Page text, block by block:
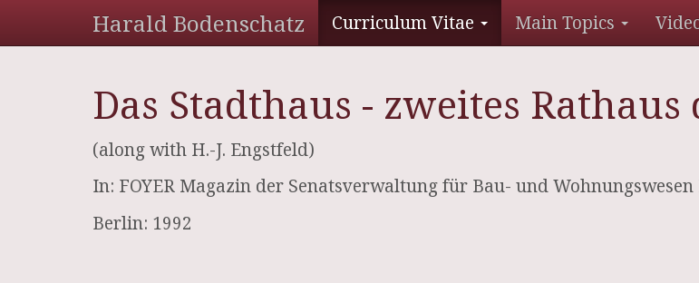
Harald Bodenschatz Curriculum Vitae Main Topics
Das Stadthaus - zweites
(along with H.-J. Engstfeld)
In: FOYER Magazin der Senatsverwaltung für Bau- und Wohnungswesen
Berlin: 1992